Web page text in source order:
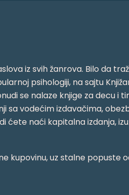
iz svih žanrova. Bilo da
psihologiji, na sajtu
se nalaze knjige za decu i
sa vodećim izdavačima,
ćete naći kapitalna izdanja,
kupovinu, uz stalne popuste